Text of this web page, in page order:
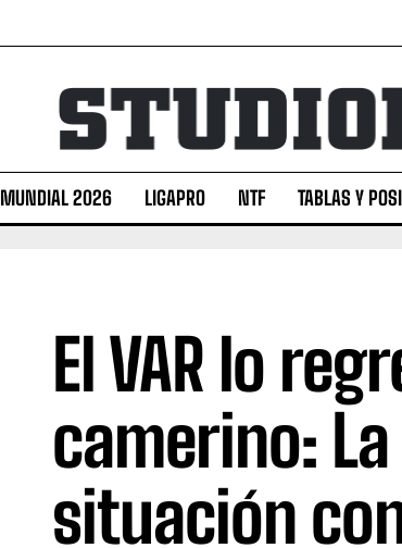
MUNDIAL 2026 LIGAPRO NTF TABLAS Y
El VAR lo
camerino:
situación